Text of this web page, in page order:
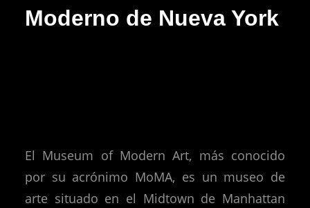
Moderno de Nueva York
El Museum of Modern Art, más conocido
por su acrónimo MoMA, es un museo de
arte situado en el Midtown de Manhattan